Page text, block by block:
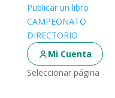
Publicar un libro
CAMPEONATO
DIRECTORIO
Mi Cuenta
Seleccionar página